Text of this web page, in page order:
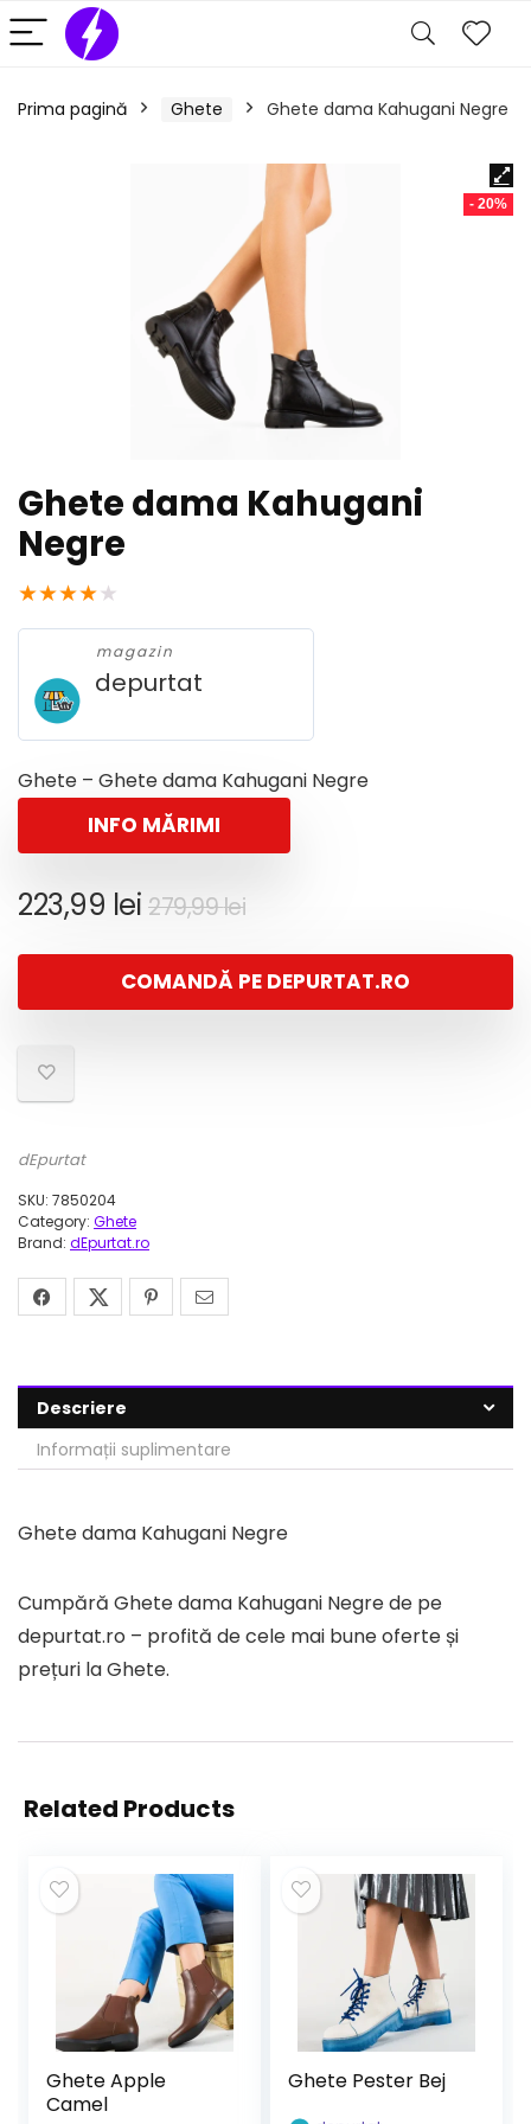
Prima pagină Ghete Ghete dama Kahugani Negre
- 20%
Ghete dama Kahugani
Negre
★★★★★
magazin
depurtat
Ghete – Ghete dama Kahugani Negre
INFO MĂRIMI
279,99leiPrețul
a
fost:
223,99 lei
Prețul
este:
223,99 lei.
COMANDĂ PE DEPURTAT.RO
dEpurtat
SKU: 7850204
Category: Ghete
Brand: dEpurtat.ro
Descriere
Informații suplimentare
Ghete dama Kahugani Negre
Cumpără Ghete dama Kahugani Negre de pe
depurtat.ro – profită de cele mai bune oferte și
prețuri la Ghete.
Related Products
Ghete Apple
Camel
Ghete Pester Bej